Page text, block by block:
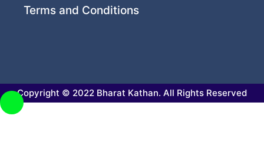
Terms and Conditions
Copyright © 2022 Bharat Kathan. All Rights Reserved